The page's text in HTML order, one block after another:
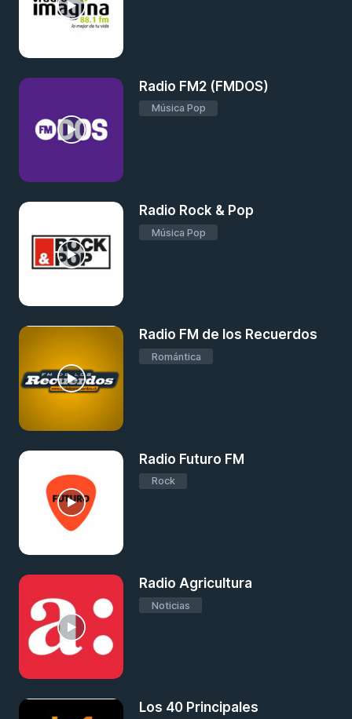
Radio FM2 (FMDOS)
Música Pop
Radio Rock & Pop
Música Pop
Radio FM de los Recuerdos
Romántica
Radio Futuro FM
Rock
Radio Agricultura
Noticias
Los 40 Principales